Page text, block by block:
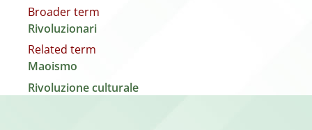
Broader term
Rivoluzionari
Related term
Maoismo
Rivoluzione culturale